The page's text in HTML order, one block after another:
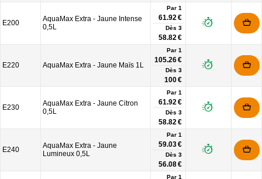
E200
AquaMax Extra - Jaune Intense
0,5L
Par 1
61.92 €
Dès 3
58.82 €
E220 AquaMax Extra - Jaune Maïs 1L
Par 1
105.26 €
Dès 3
100 €
E230
AquaMax Extra - Jaune Citron
0,5L
Par 1
61.92 €
Dès 3
58.82 €
E240
AquaMax Extra - Jaune
Lumineux 0,5L
Par 1
59.03 €
Dès 3
56.08 €
Par 1